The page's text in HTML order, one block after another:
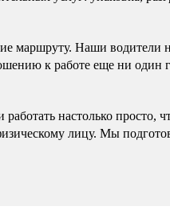
маршруту. Наши водители
к работе еще ни один
настолько просто,
лицу. Мы